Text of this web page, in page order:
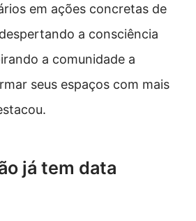
em ações concretas de
a consciência
a comunidade a
seus espaços com mais
já tem data